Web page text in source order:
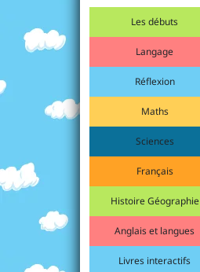
Les débuts
Langage
Réflexion
Maths
Sciences
Français
Histoire Géographie
Anglais et langues
Livres interactifs